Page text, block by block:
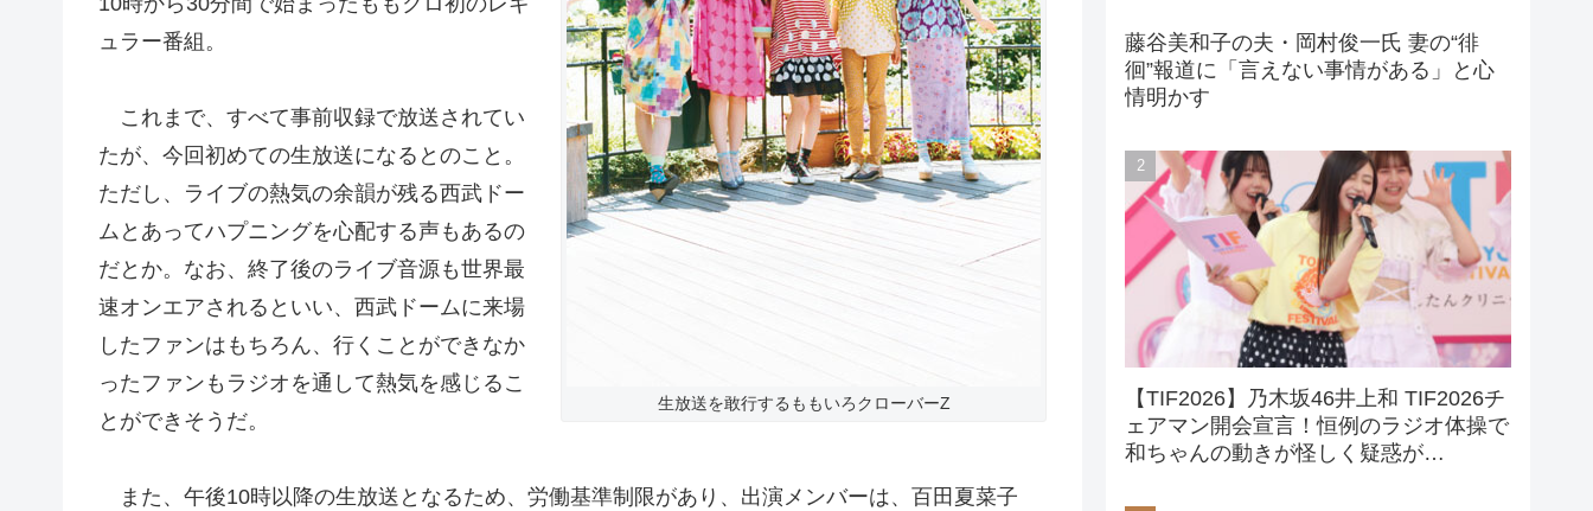
生放送を敢行するももいろクローバーZ
ュラー番組。
これまで、すべて事前収録で放送されてい
たが、今回初めての生放送になるとのこと。
ただし、ライブの熱気の余韻が残る西武ドー
ムとあってハプニングを心配する声もあるの
だとか。なお、終了後のライブ音源も世界最
速オンエアされるといい、西武ドームに来場
したファンはもちろん、行くことができなか
ったファンもラジオを通して熱気を感じるこ
とができそうだ。
また、午後10時以降の生放送となるため、労働基準制限があり、出演メンバーは、百田夏菜子
藤谷美和子の夫・岡村俊一氏 妻の“徘
徊”報道に「言えない事情がある」と心
情明かす
【TIF2026】乃木坂46井上和 TIF2026チ
ェアマン開会宣言！恒例のラジオ体操で
和ちゃんの動きが怪しく疑惑が…